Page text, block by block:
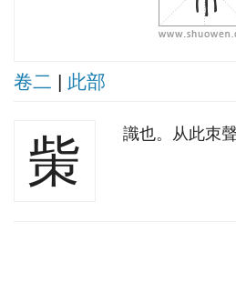
卷二 | 此部
㭰 識也。从此朿